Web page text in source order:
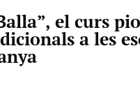
el curs
a les